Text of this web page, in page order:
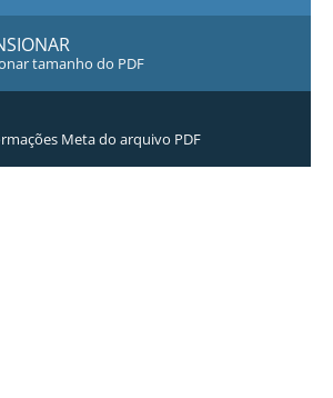
tamanho do PDF
Meta do arquivo PDF